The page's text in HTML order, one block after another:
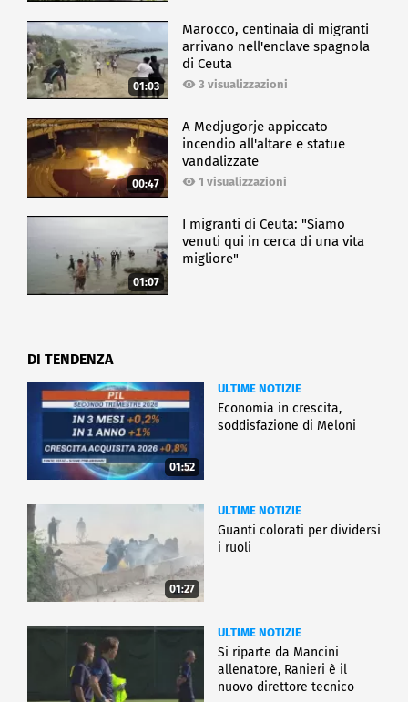
01:03
Marocco, centinaia di migranti
arrivano nell'enclave spagnola
di Ceuta
3 visualizzazioni
00:47
A Medjugorje appiccato
incendio all'altare e statue
vandalizzate
1 visualizzazioni
01:07
I migranti di Ceuta: "Siamo
venuti qui in cerca di una vita
migliore"
DI TENDENZA
01:52
ULTIME NOTIZIE
Economia in crescita,
soddisfazione di Meloni
01:27
ULTIME NOTIZIE
Guanti colorati per dividersi
i ruoli
ULTIME NOTIZIE
Si riparte da Mancini
allenatore, Ranieri è il
nuovo direttore tecnico